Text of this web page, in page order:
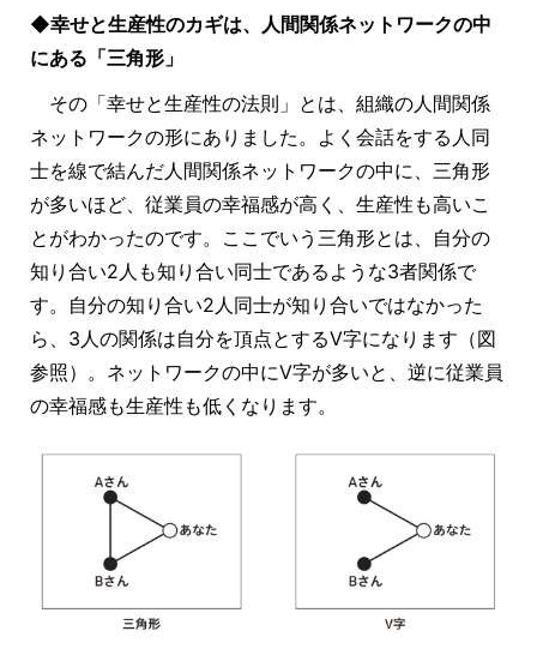
◆幸せと生産性のカギは、人間関係ネットワークの中
にある「三角形」
その「幸せと生産性の法則」とは、組織の人間関係
ネットワークの形にありました。よく会話をする人同
士を線で結んだ人間関係ネットワークの中に、三角形
が多いほど、従業員の幸福感が高く、生産性も高いこ
とがわかったのです。ここでいう三角形とは、自分の
知り合い2人も知り合い同士であるような3者関係で
す。自分の知り合い2人同士が知り合いではなかった
ら、3人の関係は自分を頂点とするV字になります（図
参照）。ネットワークの中にV字が多いと、逆に従業員
の幸福感も生産性も低くなります。